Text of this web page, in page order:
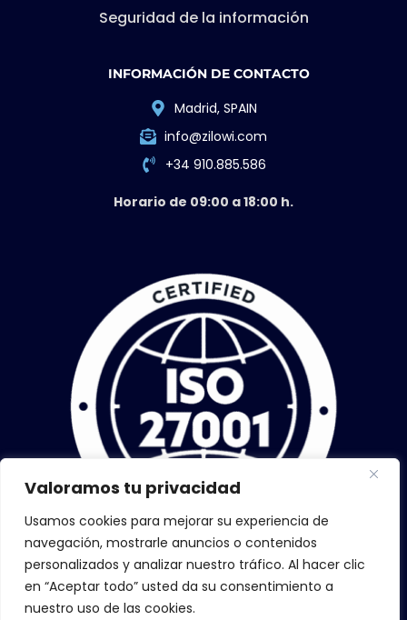
Valoramos tu privacidad
Usamos cookies para mejorar su experiencia de
navegación, mostrarle anuncios o contenidos
personalizados y analizar nuestro tráfico. Al hacer clic
en “Aceptar todo” usted da su consentimiento a
nuestro uso de las cookies.
Seguridad de la información
INFORMACIÓN DE CONTACTO
Madrid, SPAIN
info@zilowi.com
+34 910.885.586
Horario de 09:00 a 18:00 h.